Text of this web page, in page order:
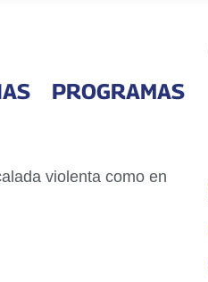
PROGRAMAS